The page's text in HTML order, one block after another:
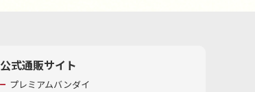
公式通販サイト
プレミアムバンダイ